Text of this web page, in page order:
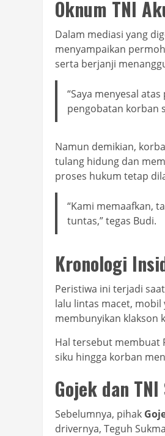
Oknum TNI
Dalam mediasi yang
menyampaikan
serta berjanji
“Saya menyesal
pengobatan korban
Namun demikian,
tulang hidung dan
proses hukum tetap
“Kami memaafkan,
tuntas,” tegas Budi.
Kronologi
Peristiwa ini terjadi
lalu lintas macet, mobil
membunyikan klakson
Hal tersebut membuat
siku hingga korban
Gojek dan
Sebelumnya, pihak
drivernya, Teguh